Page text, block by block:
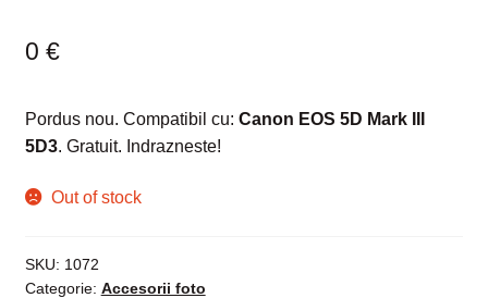
0 €
Pordus nou. Compatibil cu: Canon EOS 5D Mark III
5D3. Gratuit. Indrazneste!
Out of stock
SKU: 1072
Categorie: Accesorii foto